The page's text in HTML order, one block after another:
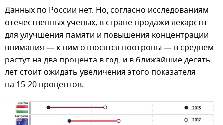
Данных по России нет. Но, согласно исследованиям
отечественных ученых, в стране продажи лекарств
для улучшения памяти и повышения концентрации
внимания — к ним относятся ноотропы — в среднем
растут на два процента в год, и в ближайшие десять
лет стоит ожидать увеличения этого показателя
на 15-20 процентов.